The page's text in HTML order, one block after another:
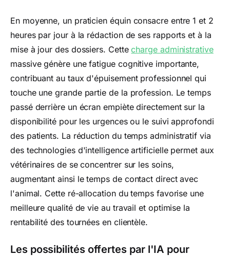
En moyenne, un praticien équin consacre entre 1 et 2
heures par jour à la rédaction de ses rapports et à la
mise à jour des dossiers. Cettecharge administrative
massive génère une fatigue cognitive importante,
contribuant au taux d'épuisement professionnel qui
touche une grande partie de la profession. Le temps
passé derrière un écran empiète directement sur la
disponibilité pour les urgences ou le suivi approfondi
des patients. La réduction du temps administratif via
des technologies d'intelligence artificielle permet aux
vétérinaires de se concentrer sur les soins,
augmentant ainsi le temps de contact direct avec
l'animal. Cette ré-allocation du temps favorise une
meilleure qualité de vie au travail et optimise la
rentabilité des tournées en clientèle.
Les possibilités offertes par l'IA pour